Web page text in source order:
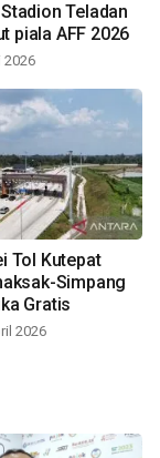
Teladan
piala AFF 2026
2026
Tol Kutepat
Simpang
Gratis
2026